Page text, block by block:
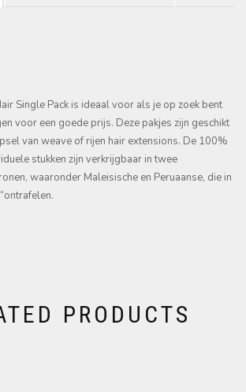
Single Pack is ideaal voor als je op zoek bent
voor een goede prijs. Deze pakjes zijn geschikt
van weave of rijen hair extensions. De 100%
stukken zijn verkrijgbaar in twee
waaronder Maleisische en Peruaanse, die in
PRODUCTS